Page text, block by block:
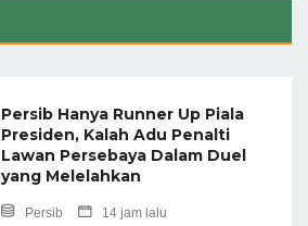
Persib Hanya Runner Up Piala
Presiden, Kalah Adu Penalti
Lawan Persebaya Dalam Duel
yang Melelahkan
Persib 14 jam lalu